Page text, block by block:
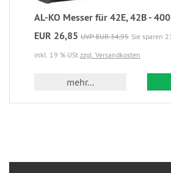
AL-KO Messer für 42E, 42B -
EUR 26,85 UVP EUR 34,95 Sie sparen
inkl. 19 % USt zzgl. Versandkosten
mehr...